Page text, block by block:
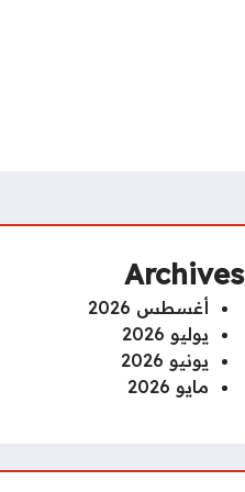
Archives
أغسطس 2026
يوليو 2026
يونيو 2026
مايو 2026